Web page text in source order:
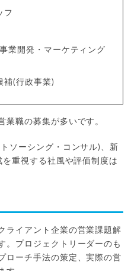
フ
業開発・マーケティング
補(行政事業)
業職の募集が多いです。
ソーシング・コンサル)、新
重視する社風や評価制度は
ライアント企業の営業課題解
。プロジェクトリーダーのも
ローチ手法の策定、実際の営